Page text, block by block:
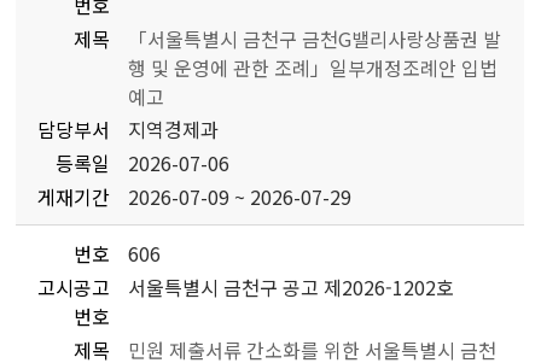
제목
「서울특별시 금천구 금천G밸리사랑상품권 발
행 및 운영에 관한 조례」일부개정조례안 입법
예고
담당부서
지역경제과
등록일
2026-07-06
게재기간
2026-07-09 ~ 2026-07-29
번호
606
고시공고
번호
서울특별시 금천구 공고 제2026-1202호
제목 민원 제출서류 간소화를 위한 서울특별시 금천